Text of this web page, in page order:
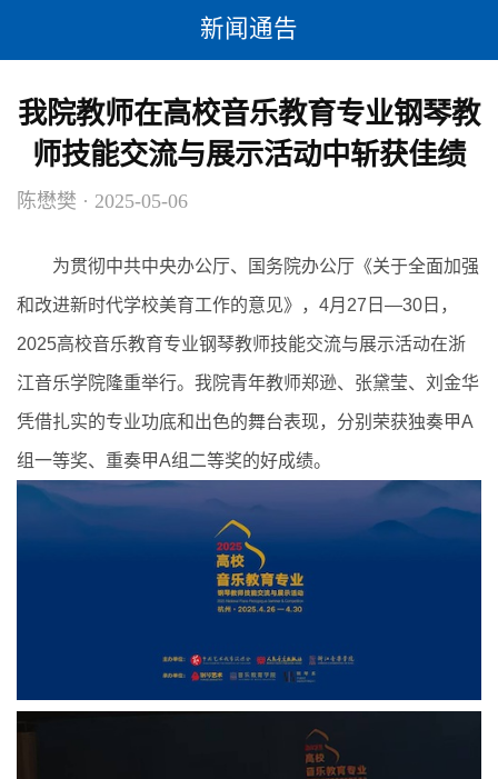
新闻通告
我院教师在高校音乐教育专业钢琴教
师技能交流与展示活动中斩获佳绩
陈懋樊 · 2025-05-06
为贯彻中共中央办公厅、国务院办公厅《关于全面加强
和改进新时代学校美育工作的意见》，4月27日—30日，
2025高校音乐教育专业钢琴教师技能交流与展示活动在浙
江音乐学院隆重举行。我院青年教师郑逊、张黛莹、刘金华
凭借扎实的专业功底和出色的舞台表现，分别荣获独奏甲A
组一等奖、重奏甲A组二等奖的好成绩。